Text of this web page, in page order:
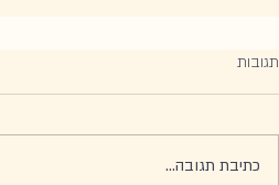
תגובות
כתיבת תגובה...